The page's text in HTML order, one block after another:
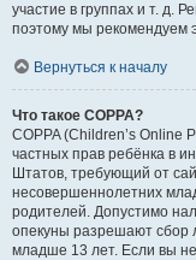
участие в группах и т. д.
поэтому мы рекомендуем
Вернуться к началу
Что такое COPPA?
COPPA (Children’s Online
частных прав ребёнка в
Штатов, требующий от
несовершеннолетних
родителей. Допустимо
опекуны разрешают сбор
младше 13 лет. Если вы